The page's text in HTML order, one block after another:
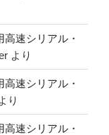
速シリアル・
より
速シリアル・
り
速シリアル・